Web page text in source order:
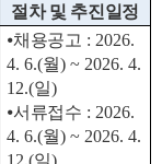
절차 및 추진일정
⦁채용공고 : 2026.
4. 6.(월) ~ 2026. 4.
12.(일)
⦁서류접수 : 2026.
4. 6.(월) ~ 2026. 4.
12.(일)